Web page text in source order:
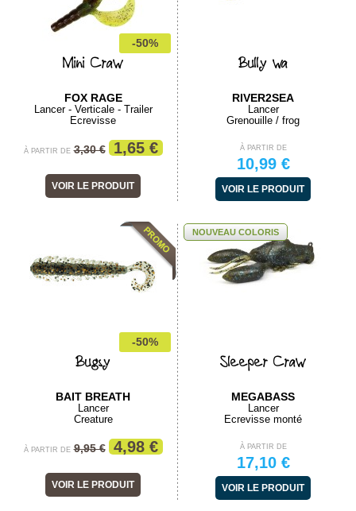
-50%
Mini Craw
FOX RAGE
Lancer - Verticale - Trailer
Ecrevisse
À PARTIR DE 3,30 € 1,65 €
VOIR LE PRODUIT
Bully wa
RIVER2SEA
Lancer
Grenouille / frog
À PARTIR DE
10,99 €
VOIR LE PRODUIT
-50%
Bugsy
BAIT BREATH
Lancer
Creature
À PARTIR DE 9,95 € 4,98 €
VOIR LE PRODUIT
NOUVEAU COLORIS
Sleeper Craw
MEGABASS
Lancer
Ecrevisse monté
À PARTIR DE
17,10 €
VOIR LE PRODUIT